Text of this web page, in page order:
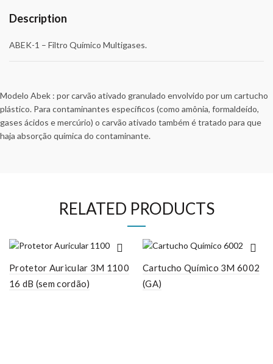
Description
ABEK-1 – Filtro Químico Multigases.
Modelo Abek : por carvão ativado granulado envolvido por um cartucho
plástico. Para contaminantes específicos (como amônia, formaldeído,
gases ácidos e mercúrio) o carvão ativado também é tratado para que
haja absorção química do contaminante.
RELATED PRODUCTS
Protetor Auricular 3M 1100
16 dB (sem cordão)
Cartucho Químico 3M 6002
(GA)